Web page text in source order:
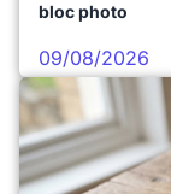
bloc photo
09/08/2026